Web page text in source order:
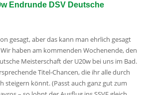
Endrunde DSV Deutsche
gesagt, aber das kann man ehrlich gesagt
haben am kommenden Wochenende, den
Meisterschaft der U20w bei uns im Bad.
Titel-Chancen, die ihr alle durch
steigern könnt. (Passt auch ganz gut zum